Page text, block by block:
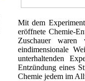
Mit dem
eröffnete Chemie-
Zuschauer waren
eindimensionale
unterhaltenden
Entzündung eines
Chemie jedem im